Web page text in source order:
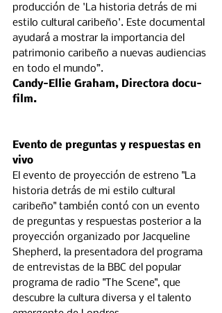
producción de 'La historia detrás de mi
estilo cultural caribeño'. Este documental
ayudará a mostrar la importancia del
patrimonio caribeño a nuevas audiencias
en todo el mundo”.
Candy-Ellie Graham, Directora docu-
film.
Evento de preguntas y respuestas en
vivo
El evento de proyección de estreno "La
historia detrás de mi estilo cultural
caribeño" también contó con un evento
de preguntas y respuestas posterior a la
proyección organizado por Jacqueline
Shepherd, la presentadora del programa
de entrevistas de la BBC del popular
programa de radio "The Scene", que
descubre la cultura diversa y el talento